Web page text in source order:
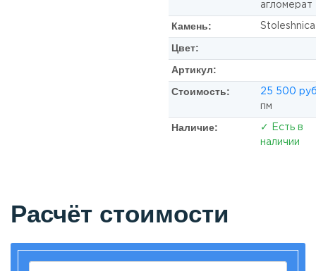
агломерат
Камень:
Цвет:
Артикул:
Стоимость:
25 500
пм
Наличие:
✓ Есть в
наличии
Расчёт стоимости